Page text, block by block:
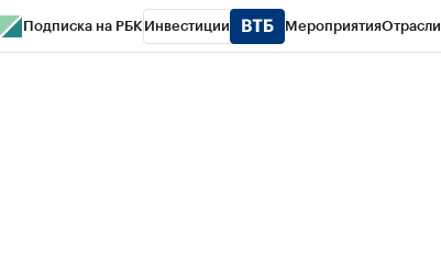
Подписка на РБК Инвестиции МероприятияОтрасли